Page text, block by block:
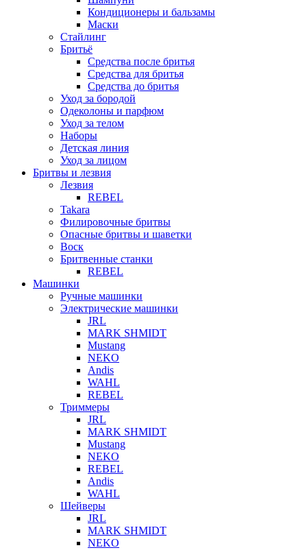
Кондиционеры и бальзамы
Маски
Стайлинг
Бритьё
Средства после бритья
Средства для бритья
Средства до бритья
Уход за бородой
Одеколоны и парфюм
Уход за телом
Наборы
Детская линия
Уход за лицом
Бритвы и лезвия
Лезвия
REBEL
Takara
Филировочные бритвы
Опасные бритвы и шаветки
Воск
Бритвенные станки
REBEL
Машинки
Ручные машинки
Электрические машинки
JRL
MARK SHMIDT
Mustang
NEKO
Andis
WAHL
REBEL
Триммеры
JRL
MARK SHMIDT
Mustang
NEKO
REBEL
Andis
WAHL
Шейверы
JRL
MARK SHMIDT
NEKO